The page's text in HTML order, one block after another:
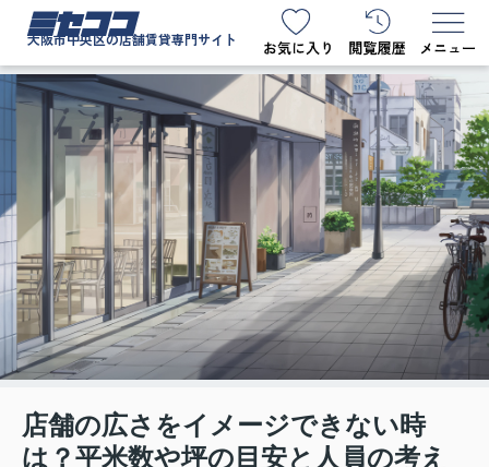
ミセココ
大阪市中央区の店舗賃貸専門サイト
店舗の広さをイメージできない時
は？平米数や坪の目安と人員の考え